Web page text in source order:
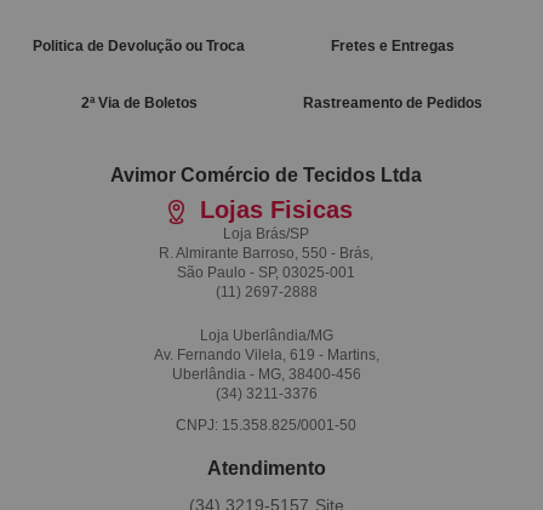
Politica de Devolução ou Troca Fretes e Entregas
2ª Via de Boletos Rastreamento de Pedidos
Avimor Comércio de Tecidos Ltda
Lojas Fisicas
Loja Brás/SP
R. Almirante Barroso, 550 - Brás,
São Paulo - SP, 03025-001
(11) 2697-2888
Loja Uberlândia/MG
Av. Fernando Vilela, 619 - Martins,
Uberlândia - MG, 38400-456
(34) 3211-3376
CNPJ: 15.358.825/0001-50
Atendimento
(34) 3219-5157